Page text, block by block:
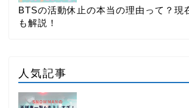
BTSの活動休止の本当の理由って？現
も解説！
人気記事